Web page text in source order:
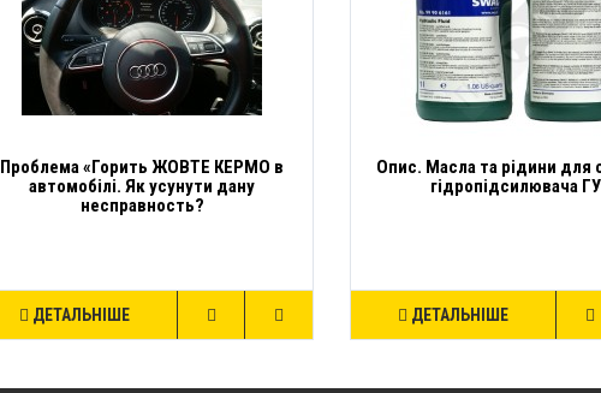
Проблема «Горить ЖОВТЕ КЕРМО в
автомобілі. Як усунути дану
несправность?
ДЕТАЛЬНІШЕ
Опис. Масла та рідини для
гідропідсилювача
ДЕТАЛЬНІШЕ